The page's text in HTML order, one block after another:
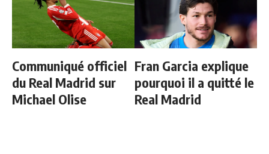
Communiqué officiel
du Real Madrid sur
Michael Olise
Fran Garcia explique
pourquoi il a quitté le
Real Madrid